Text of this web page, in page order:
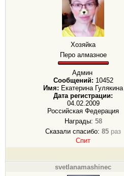
Хозяйка
Перо алмазное
Админ
Сообщений: 10452
Имя: Екатерина Гулякина
Дата регистрации:
04.02.2009
Российская Федерация
Награды: 58
Сказали спасибо: 85 раз
Спит
svetlanamashinec